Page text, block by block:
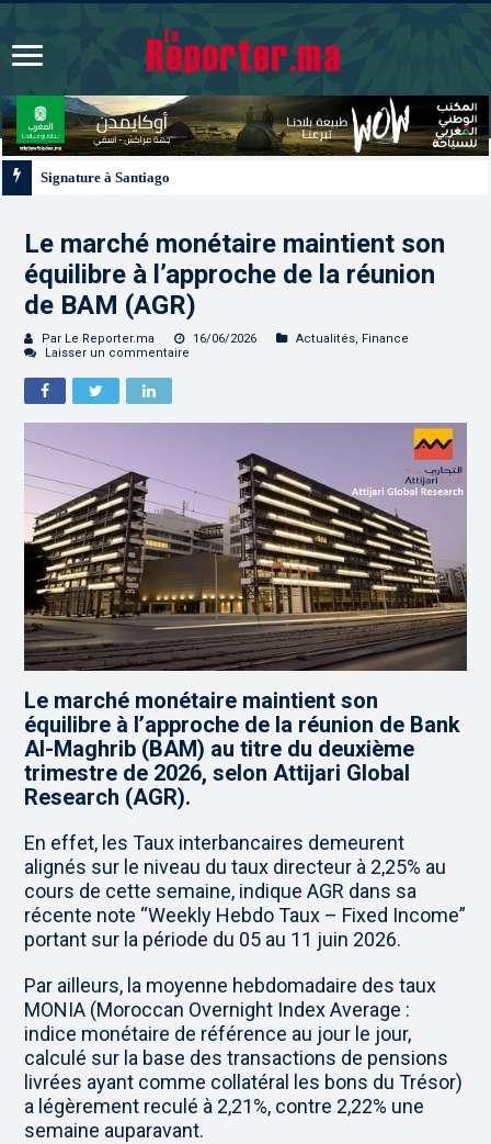
Le marché monétaire maintient son
équilibre à l’approche de la réunion
de BAM (AGR)
Par Le Reporter.ma 16/06/2026 Actualités, Finance
Laisser un commentaire
Le marché monétaire maintient son
équilibre à l’approche de la réunion de Bank
Al-Maghrib (BAM) au titre du deuxième
trimestre de 2026, selon Attijari Global
Research (AGR).
En effet, les Taux interbancaires demeurent
alignés sur le niveau du taux directeur à 2,25% au
cours de cette semaine, indique AGR dans sa
récente note “Weekly Hebdo Taux – Fixed Income”
portant sur la période du 05 au 11 juin 2026.
Par ailleurs, la moyenne hebdomadaire des taux
MONIA (Moroccan Overnight Index Average :
indice monétaire de référence au jour le jour,
calculé sur la base des transactions de pensions
livrées ayant comme collatéral les bons du Trésor)
a légèrement reculé à 2,21%, contre 2,22% une
semaine auparavant.